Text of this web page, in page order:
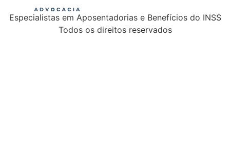
Especialistas em Aposentadorias e Benefícios do INSS
Todos os direitos reservados